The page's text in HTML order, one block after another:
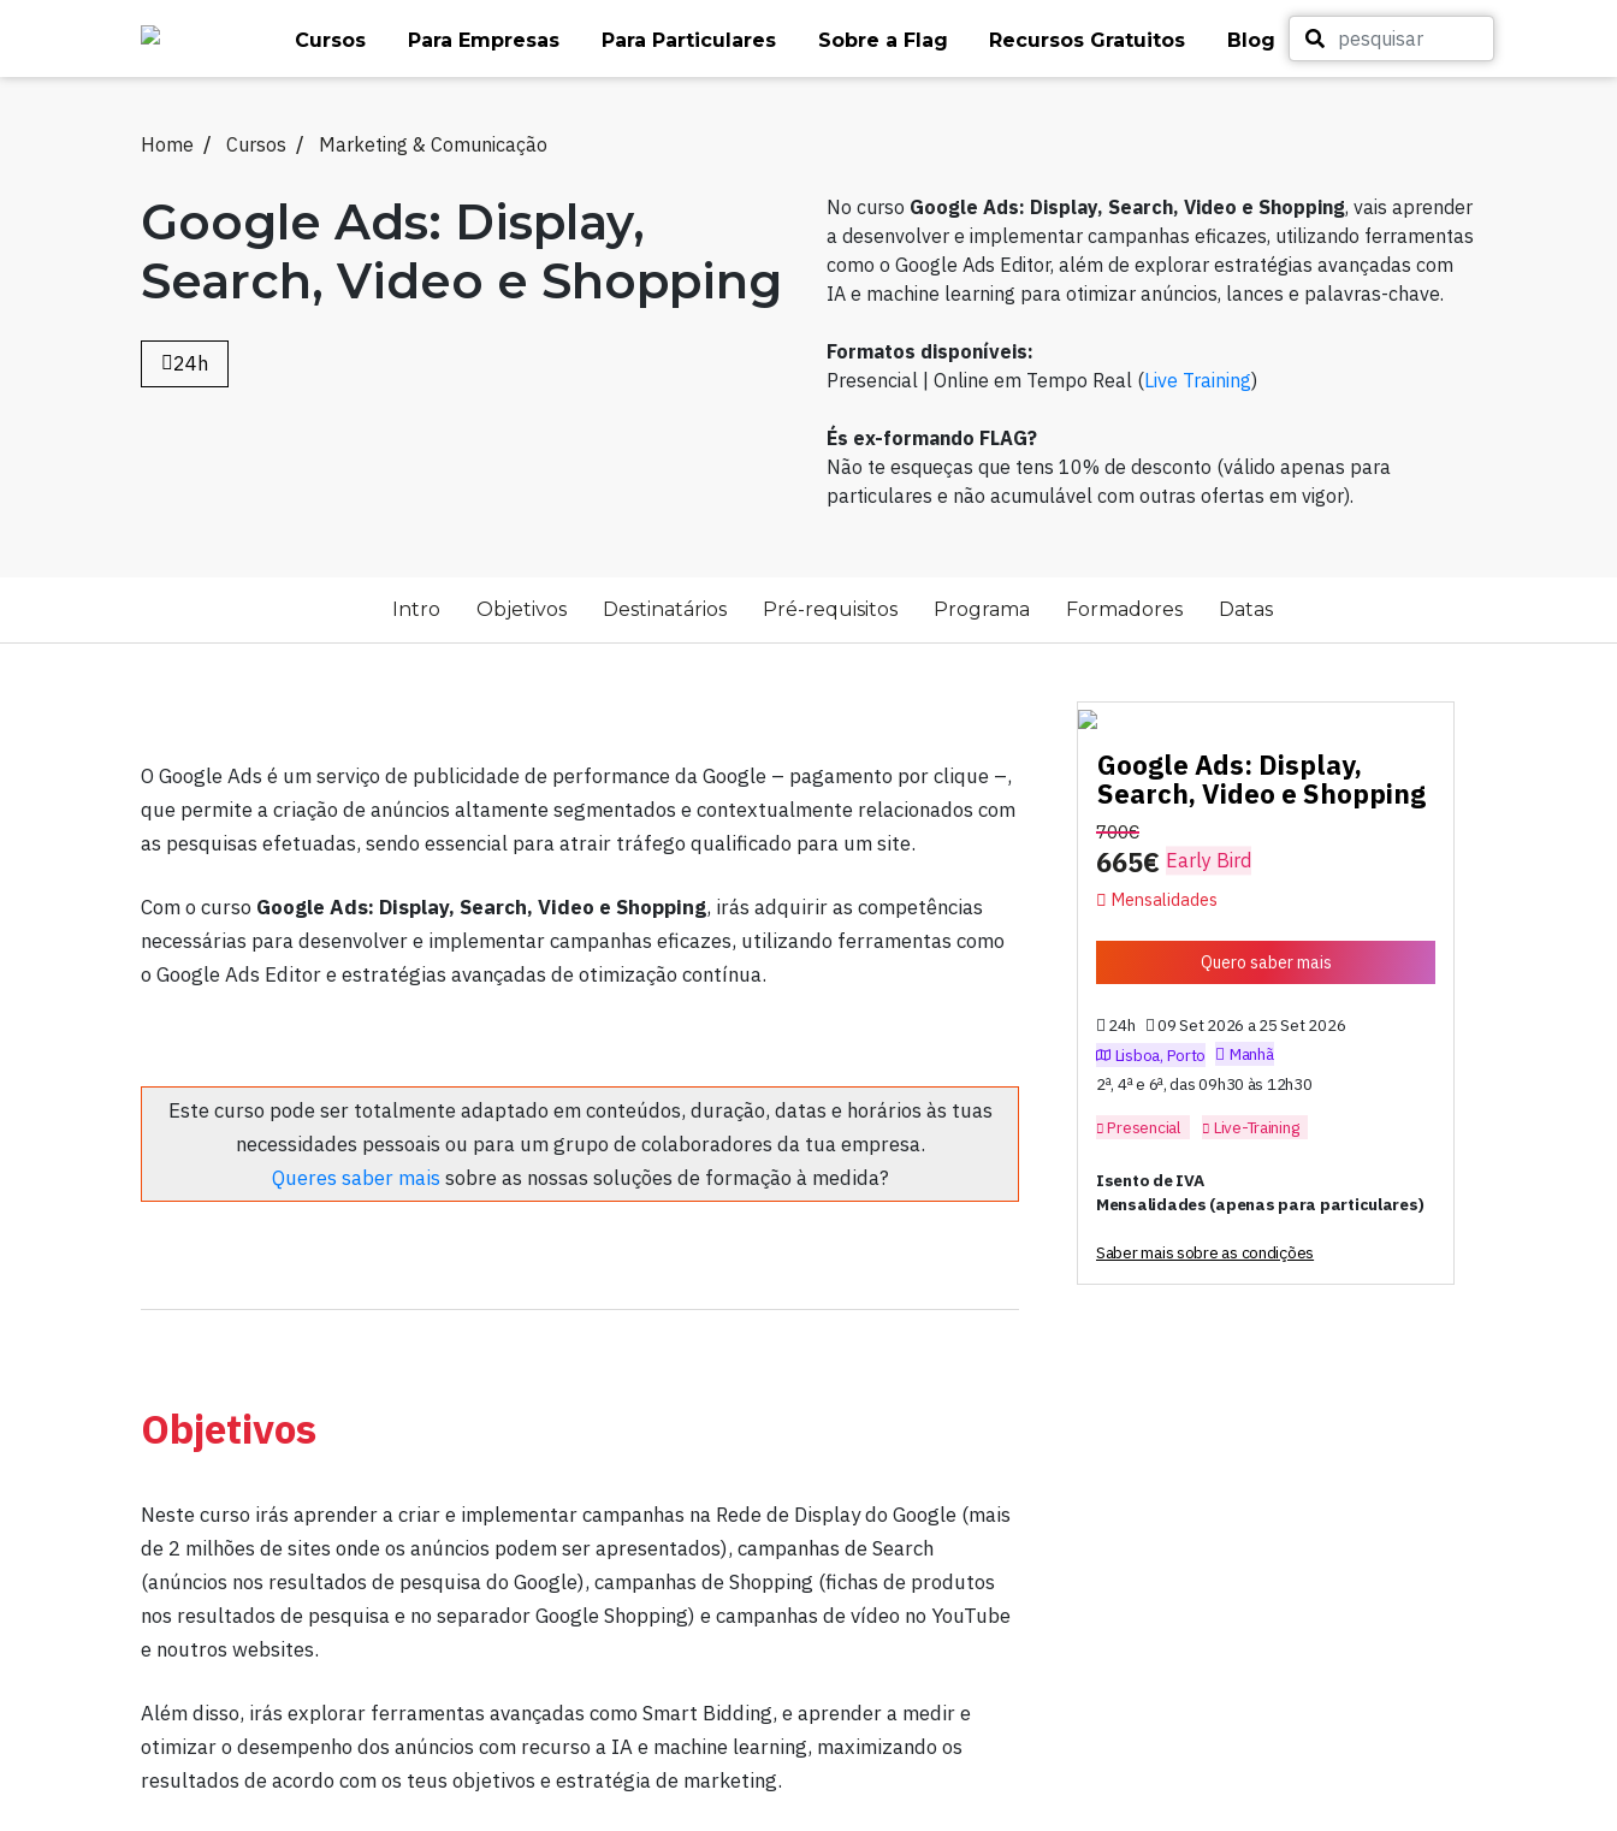
content
Cursos Para Empresas Para Particulares Sobre a Flag Recursos Gratuitos Blog
Home Cursos Marketing & Comunicação
Google Ads: Display,
Search, Video e Shopping
24h
No curso Google Ads: Display, Search, Video e Shopping, vais aprender
a desenvolver e implementar campanhas eficazes, utilizando ferramentas
como o Google Ads Editor, além de explorar estratégias avançadas com
IA e machine learning para otimizar anúncios, lances e palavras-chave.
Formatos disponíveis:
Presencial | Online em Tempo Real (Live Training)
És ex-formando FLAG?
Não te esqueças que tens 10% de desconto (válido apenas para
particulares e não acumulável com outras ofertas em vigor).
Intro Objetivos Destinatários Pré-requisitos Programa Formadores Datas
O Google Ads é um serviço de publicidade de performance da Google – pagamento por clique –,
que permite a criação de anúncios altamente segmentados e contextualmente relacionados com
as pesquisas efetuadas, sendo essencial para atrair tráfego qualificado para um site.
Com o curso Google Ads: Display, Search, Video e Shopping, irás adquirir as competências
necessárias para desenvolver e implementar campanhas eficazes, utilizando ferramentas como
o Google Ads Editor e estratégias avançadas de otimização contínua.
Este curso pode ser totalmente adaptado em conteúdos, duração, datas e horários às tuas
necessidades pessoais ou para um grupo de colaboradores da tua empresa.
Queres saber mais sobre as nossas soluções de formação à medida?
Objetivos
Neste curso irás aprender a criar e implementar campanhas na Rede de Display do Google (mais
de 2 milhões de sites onde os anúncios podem ser apresentados), campanhas de Search
(anúncios nos resultados de pesquisa do Google), campanhas de Shopping (fichas de produtos
nos resultados de pesquisa e no separador Google Shopping) e campanhas de vídeo no YouTube
e noutros websites.
Além disso, irás explorar ferramentas avançadas como Smart Bidding, e aprender a medir e
otimizar o desempenho dos anúncios com recurso a IA e machine learning, maximizando os
resultados de acordo com os teus objetivos e estratégia de marketing.
Google Ads: Display,
Search, Video e Shopping
700€
665€ Early Bird
Mensalidades
Quero saber mais
24h
09 Set 2026 a 25 Set 2026
Lisboa, Porto
Manhã
2ª, 4ª e 6ª, das 09h30 às 12h30
Presencial
Live-Training
Isento de IVA
Mensalidades (apenas para particulares)
Saber mais sobre as condições